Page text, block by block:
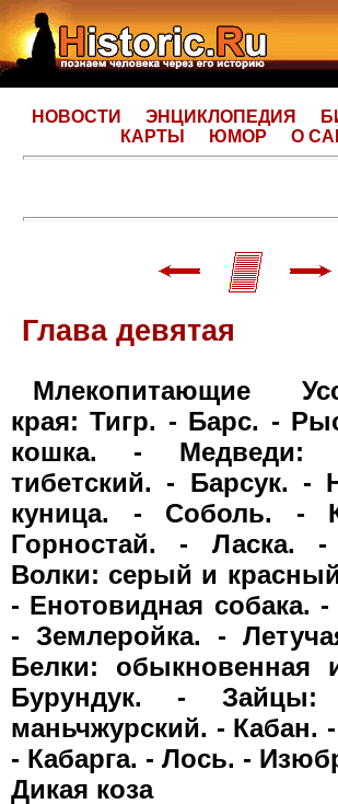
НОВОСТИ ЭНЦИКЛОПЕДИЯ
КАРТЫ
ЮМОР О
Глава девятая
Млекопитающие
края: Тигр. - Барс. -
кошка. - Медведи:
тибетский. - Барсук. -
куница. - Соболь. -
Горностай. - Ласка.
Волки: серый и
- Енотовидная собака.
- Землеройка. -
Белки: обыкновенная
Бурундук. -
маньчжурский. - Кабан.
- Кабарга. - Лось. -
Дикая коза